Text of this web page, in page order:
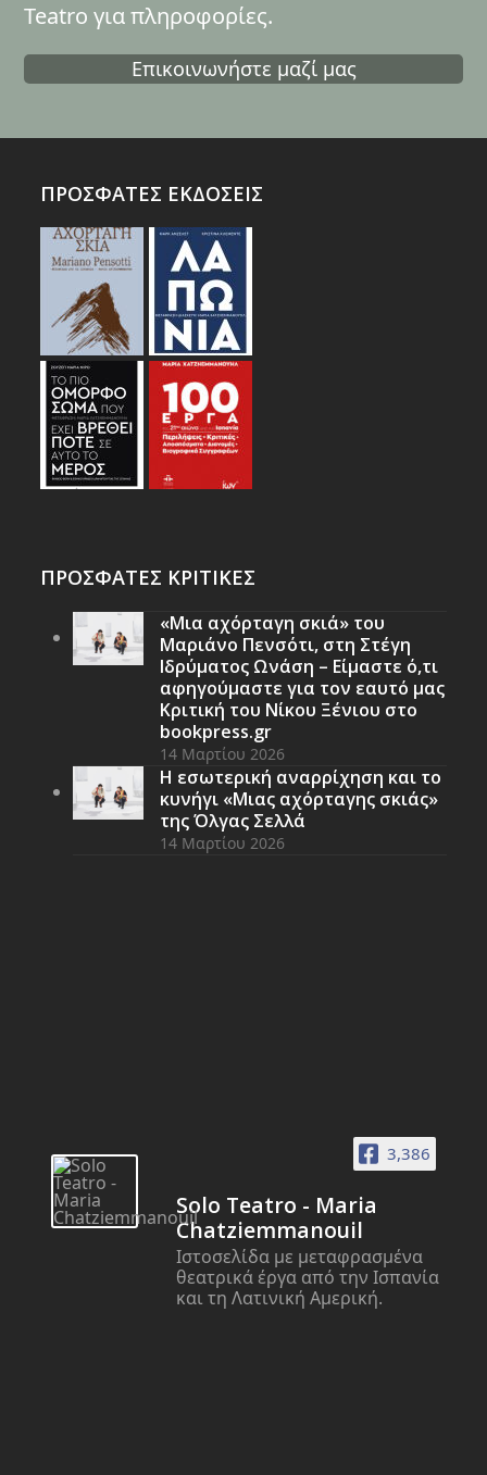
Teatro για πληροφορίες.
Επικοινωνήστε μαζί μας
ΠΡΟΣΦΑΤΕΣ ΕΚΔΟΣΕΙΣ
ΠΡΟΣΦΑΤΕΣ ΚΡΙΤΙΚΕΣ
«Μια αχόρταγη σκιά» του
Μαριάνο Πενσότι, στη Στέγη
Ιδρύματος Ωνάση – Είμαστε ό,τι
αφηγούμαστε για τον εαυτό μας
Κριτική του Νίκου Ξένιου στο
bookpress.gr
14 Μαρτίου 2026
Η εσωτερική αναρρίχηση και το
κυνήγι «Μιας αχόρταγης σκιάς»
της Όλγας Σελλά
14 Μαρτίου 2026
3,386
Solo Teatro - Maria
Chatziemmanouil
Ιστοσελίδα με μεταφρασμένα
θεατρικά έργα από την Ισπανία
και τη Λατινική Αμερική.